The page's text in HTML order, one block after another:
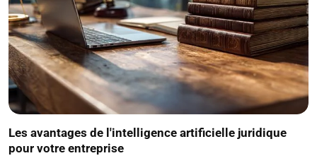
Les avantages de l'intelligence artificielle juridique
pour votre entreprise